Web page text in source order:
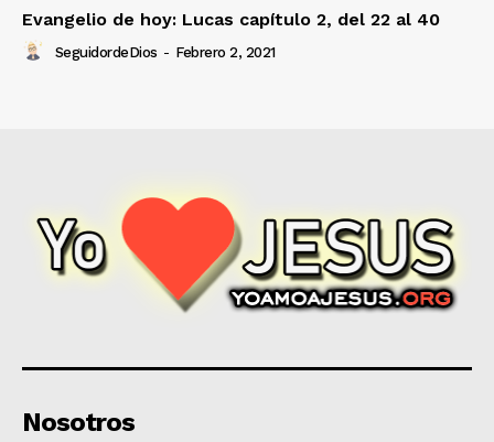
Evangelio de hoy: Lucas capítulo 2, del 22 al 40
SeguidordeDios - Febrero 2, 2021
Nosotros